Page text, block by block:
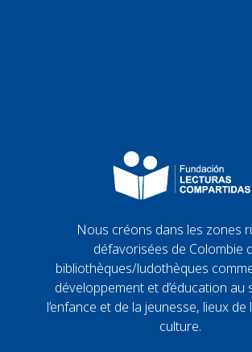
Nous créons dans les zones
défavorisées de Colombie
bibliothèques/ludothèques
développement et d’éducation au
l’enfance et de la jeunesse, lieux
culture.